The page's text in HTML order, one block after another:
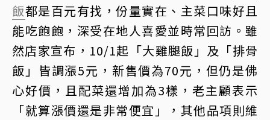
飯都是百元有找，份量實在、主菜口味好且
能吃飽飽，深受在地人喜愛並時常回訪。雖
然店家宣布，10/1起「大雞腿飯」及「排骨
飯」皆調漲5元，新售價為70元，但仍是佛
心好價，且配菜還增加為3樣，老主顧表示
「就算漲價還是非常便宜」，其他品項則維